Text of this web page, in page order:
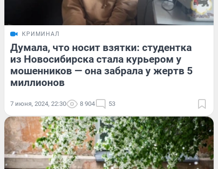
КРИМИНАЛ
Думала, что носит взятки: студентка
из Новосибирска стала курьером у
мошенников — она забрала у жертв 5
миллионов
7 июня, 2024, 22:30 8 904 53